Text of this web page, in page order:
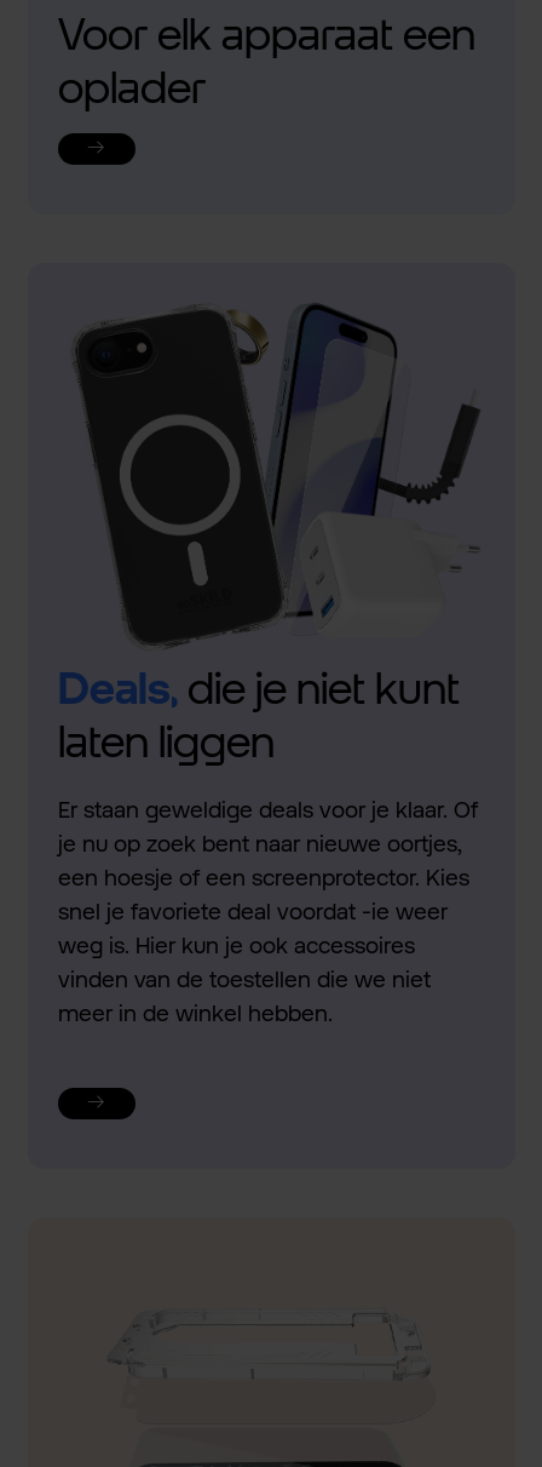
Voor elk apparaat een
oplader
Deals,die je niet kunt
laten liggen
Er staan geweldige deals voor je klaar. Of
je nu op zoek bent naar nieuwe oortjes,
een hoesje of een screenprotector. Kies
snel je favoriete deal voordat -ie weer
weg is. Hier kun je ook accessoires
vinden van de toestellen die we niet
meer in de winkel hebben.